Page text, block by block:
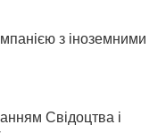
з іноземними
Свідоцтва і